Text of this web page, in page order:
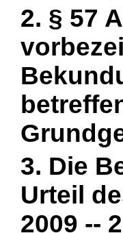
2. § 57
3. Die
Urteil
2009 --